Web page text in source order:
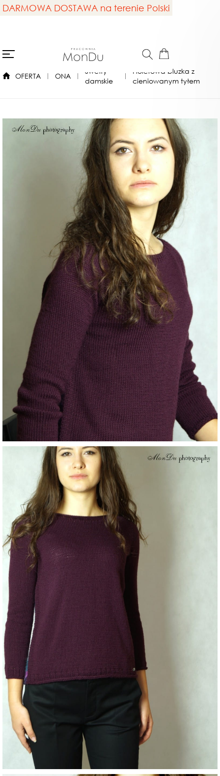
DARMOWA DOSTAWA na terenie Polski
OFERTA ONA
Swetry
damskie
Fioletowa bluzka z
cieniowanym tyłem